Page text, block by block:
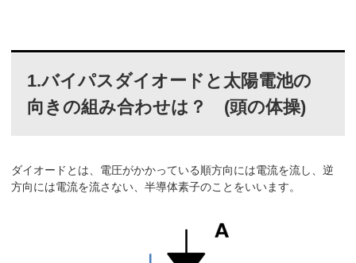
1.バイパスダイオードと太陽電池の
向きの組み合わせは？ (頭の体操)
ダイオードとは、電圧がかかっている順方向には電流を流し、逆
方向には電流を流さない、半導体素子のことをいいます。